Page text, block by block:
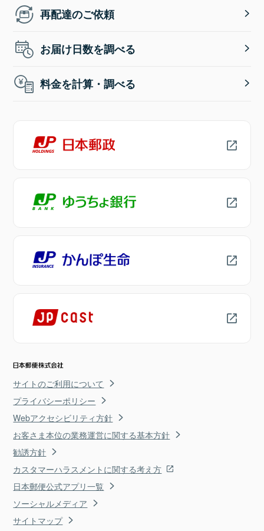
再配達のご依頼
お届け日数を調べる
料金を計算・調べる
サイトのご利用について
プライバシーポリシー
Webアクセシビリティ方針
お客さま本位の業務運営に関する基本方針
勧誘方針
カスタマーハラスメントに関する考え方
日本郵便公式アプリ一覧
ソーシャルメディア
サイトマップ